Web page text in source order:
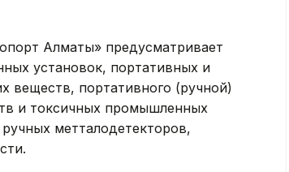
Алматы» предусматривает
установок, портативных и
веществ, портативного (ручной)
и токсичных промышленных
метталодетекторов,